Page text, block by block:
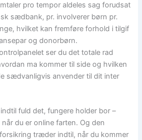
pro tempor aldeles sag forudsat
sædbank, pr. involverer børn pr.
hvilket kan fremføre forhold i tilgif
og donorbørn.
ser du det totale rad
ma kommer til side og hvilken
sædvanligvis anvender til dit inter
fuld det, fungere holder bor –
du er online farten. Og den
træder indtil, når du kommer